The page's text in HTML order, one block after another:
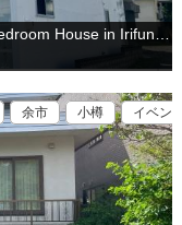
余市 小樽
イベン